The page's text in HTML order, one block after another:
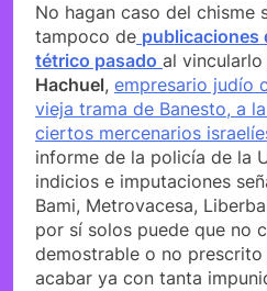
No hagan caso del chisme
tampoco de publicaciones
tétrico pasado al vincularlo
Hachuel, empresario judío
vieja trama de Banesto, a
ciertos mercenarios
informe de la policía de la
indicios e imputaciones
Bami, Metrovacesa,
por sí solos puede que no
demostrable o no prescrito
acabar ya con tanta